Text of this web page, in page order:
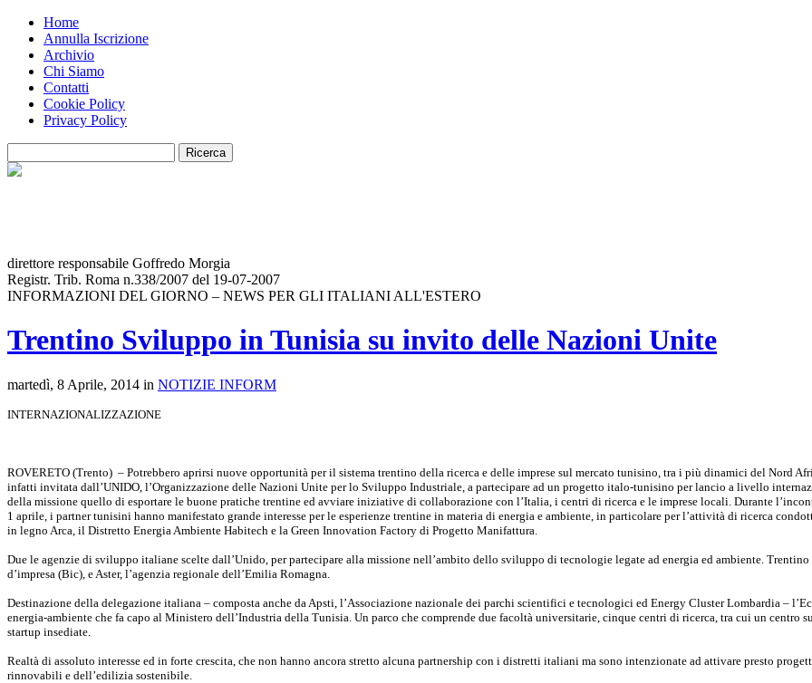
Home
Annulla Iscrizione
Archivio
Chi Siamo
Contatti
Cookie Policy
Privacy Policy
direttore responsabile Goffredo Morgia
Registr. Trib. Roma n.338/2007 del 19-07-2007
INFORMAZIONI DEL GIORNO – NEWS PER GLI ITALIANI ALL'ESTERO
Trentino Sviluppo in Tunisia su invito delle Nazioni Unite
martedì, 8 Aprile, 2014 in NOTIZIE INFORM
INTERNAZIONALIZZAZIONE
ROVERETO (Trento) – Potrebbero aprirsi nuove opportunità per il sistema trentino della ricerca e delle imprese sul mercato tunisino, tra i più dinamici del Nord
infatti invitata dall’UNIDO, l’Organizzazione delle Nazioni Unite per lo Sviluppo Industriale, a partecipare ad un progetto italo-tunisino per lancio a livello
della missione quello di esportare le buone pratiche trentine ed avviare iniziative di collaborazione con l’Italia, i centri di ricerca e le imprese locali. Durante
1 aprile, i partner tunisini hanno manifestato grande interesse per le esperienze trentine in materia di energia e ambiente, in particolare per l’attività di ricerca
in legno Arca, il Distretto Energia Ambiente Habitech e la Green Innovation Factory di Progetto Manifattura.
Due le agenzie di sviluppo italiane scelte dall’Unido, per partecipare alla missione nell’ambito dello sviluppo di tecnologie legate ad energia ed ambiente.
d’impresa (Bic), e Aster, l’agenzia regionale dell’Emilia Romagna.
Destinazione della delegazione italiana – composta anche da Apsti, l’Associazione nazionale dei parchi scientifici e tecnologici ed Energy Cluster Lombardia –
energia-ambiente che fa capo al Ministero dell’Industria della Tunisia. Un parco che comprende due facoltà universitarie, cinque centri di ricerca, tra cui un centro
startup insediate.
Realtà di assoluto interesse ed in forte crescita, che non hanno ancora stretto alcuna partnership con i distretti italiani ma sono intenzionate ad attivare presto
rinnovabili e dell’edilizia sostenibile.